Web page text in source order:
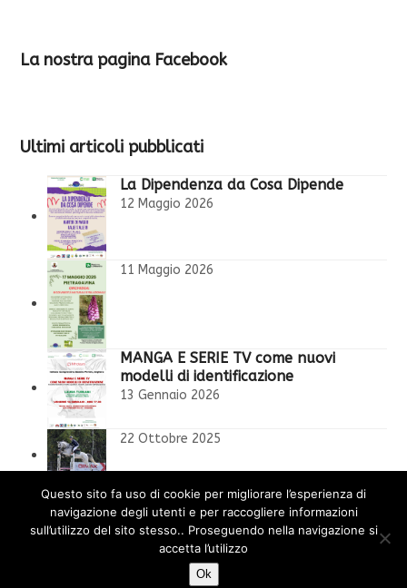
La nostra pagina Facebook
Ultimi articoli pubblicati
La Dipendenza da Cosa Dipende
12 Maggio 2026
11 Maggio 2026
MANGA E SERIE TV come nuovi
modelli di identificazione
13 Gennaio 2026
22 Ottobre 2025
l’orco in cameretta
7 Ottobre 2025
Questo sito fa uso di cookie per migliorare l’esperienza di
navigazione degli utenti e per raccogliere informazioni
sull’utilizzo del sito stesso.. Proseguendo nella navigazione si
accetta l’utilizzo
Ok